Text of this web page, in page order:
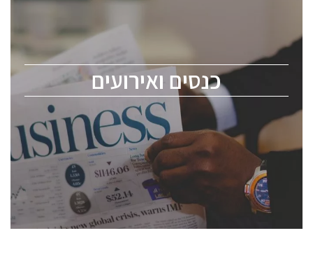
כנסים ואירועים
לכל העוסקים בתעשיית הסמיקונדקטור כולל מהנדסים,
ChipEx2026 will be held on May 12-13, 2026. The
conference is intended for everyone involved in the
semiconductor industry, including engineers,
professional experts, and senior executives.
לחץ לפרטים